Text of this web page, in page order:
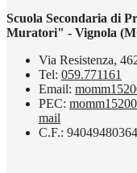
Scuola Secondaria di
Muratori" - Vignola
Via Resistenza,
Tel: 059.771161
Email:
PEC:
mail
C.F.: 94049480364